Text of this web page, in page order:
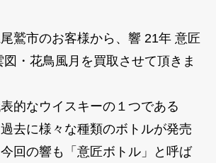
鷲市のお客様から、響 21年 意匠
・花鳥風月を買取させて頂きま
的なウイスキーの１つである
過去に様々な種類のボトルが発売
回の響も「意匠ボトル」と呼ば